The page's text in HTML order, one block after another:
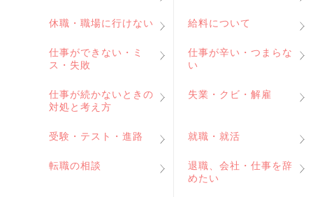
休職・職場に行けない 給料について
仕事ができない・ミ
ス・失敗
仕事が辛い・つまらな
い
仕事が続かないときの
対処と考え方
失業・クビ・解雇
受験・テスト・進路 就職・就活
転職の相談
退職、会社・仕事を辞
めたい